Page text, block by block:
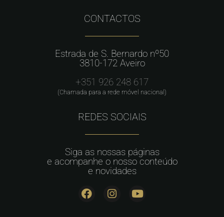
CONTACTOS
Estrada de S. Bernardo nº50
3810-172 Aveiro
+351 926 248 617
(Chamada para a rede móvel nacional)
REDES SOCIAIS
Siga as nossas páginas
e acompanhe o nosso conteúdo
e novidades